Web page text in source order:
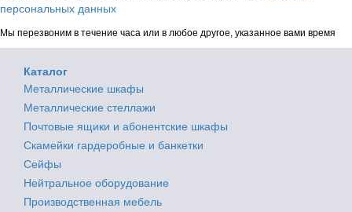
персональных данных
Мы перезвоним в течение часа или в любое другое, указанное вами время
Каталог
Металлические шкафы
Металлические стеллажи
Почтовые ящики и абонентские шкафы
Скамейки гардеробные и банкетки
Сейфы
Нейтральное оборудование
Производственная мебель